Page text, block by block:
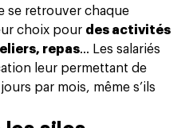
se retrouver chaque
choix pour des activités
repas… Les salariés
leur permettant de
par mois, même s’ils